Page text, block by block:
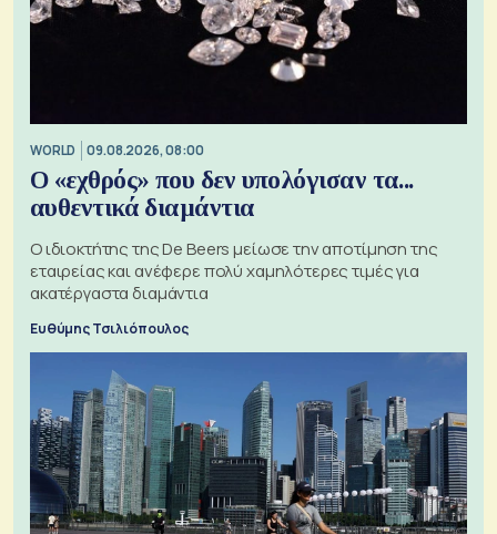
WORLD 09.08.2026, 08:00
Ο «εχθρός» που δεν υπολόγισαν τα...
αυθεντικά διαμάντια
Ο ιδιοκτήτης της De Beers μείωσε την αποτίμηση της
εταιρείας και ανέφερε πολύ χαμηλότερες τιμές για
ακατέργαστα διαμάντια
Ευθύμης Τσιλιόπουλος